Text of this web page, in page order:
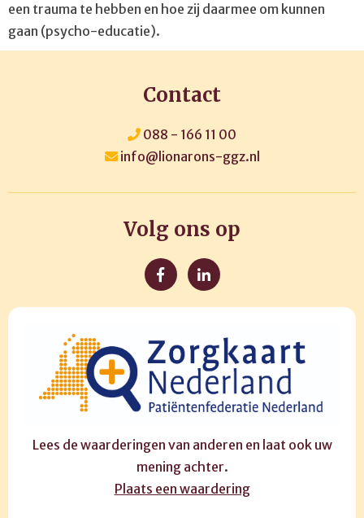
een trauma te hebben en hoe zij daarmee om kunnen
gaan (psycho-educatie).
Contact
088 - 166 11 00
info@lionarons-ggz.nl
Volg ons op
Lees de waarderingen van anderen en laat ook uw
mening achter.
Plaats een waardering